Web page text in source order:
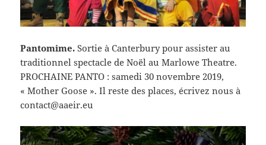
Pantomime. Sortie à Canterbury pour assister au
traditionnel spectacle de Noël au Marlowe Theatre.
PROCHAINE PANTO : samedi 30 novembre 2019,
« Mother Goose ». Il reste des places, écrivez nous à
contact@aaeir.eu